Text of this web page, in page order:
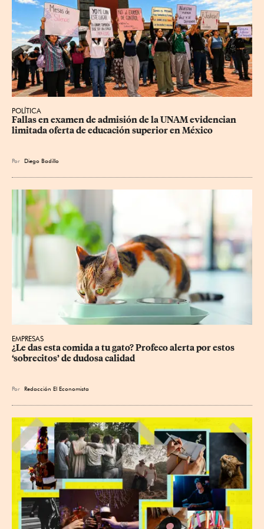
POLÍTICA
Fallas en examen de admisión de la UNAM evidencian
limitada oferta de educación superior en México
Por Diego Badillo
EMPRESAS
¿Le das esta comida a tu gato? Profeco alerta por estos
‘sobrecitos’ de dudosa calidad
Por Redacción El Economista